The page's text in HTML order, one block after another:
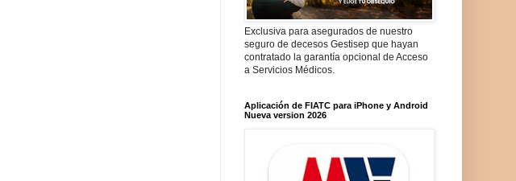
Exclusiva para asegurados de nuestro
seguro de decesos Gestisep que hayan
contratado la garantía opcional de Acceso
a Servicios Médicos.
Aplicación de FIATC para iPhone y Android
Nueva version 2026